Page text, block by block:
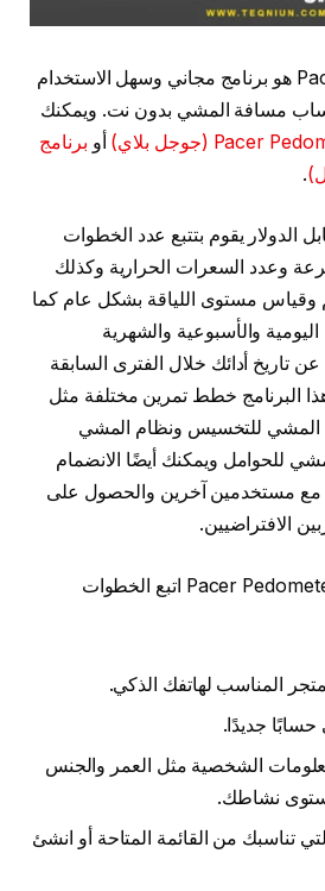
برنامج Pacer Pedometer هو برنامج مجاني وسهل الاستخدام
مسافة المشي بدون نت. ويمكنك
أو برنامج
.
الدولار يقوم بتتبع عدد الخطوات
وعدد السعرات الحرارية وكذلك
مستوى اللياقة بشكل عام كما
والأسبوعية والشهرية
تاريخ أدائك خلال الفترى السابقة
البرنامج خطط تمرين مختلفة مثل
المشي للتخسيس ونظام المشي
للحوامل ويمكنك أيضًا الانضمام
مع مستخدمين آخرين والحصول على
الافتراضيين.
ولكي تستخدم برنامج Pacer Pedometer اتبع الخطوات
المناسب لهاتفك الذكي.
حسابًا جديدًا.
الشخصية مثل العمر والجنس
نشاطك.
تناسبك من القائمة المتاحة أو انشئ